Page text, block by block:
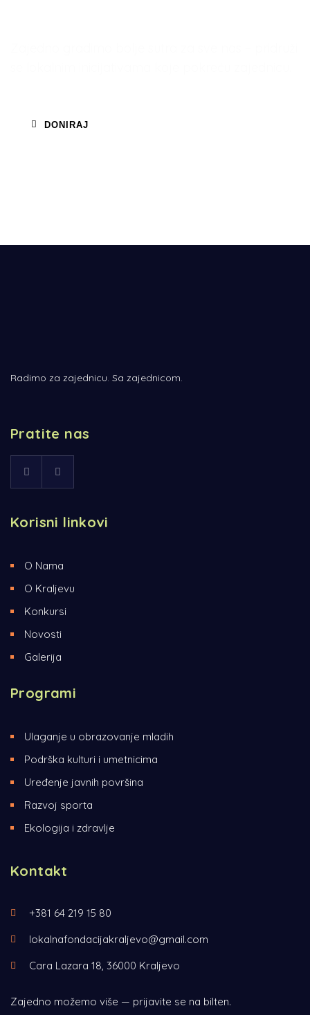
DONIRAJ
Radimo za zajednicu. Sa zajednicom.
Pratite nas
Korisni linkovi
O Nama
O Kraljevu
Konkursi
Novosti
Galerija
Programi
Ulaganje u obrazovanje mladih
Podrška kulturi i umetnicima
Uređenje javnih površina
Razvoj sporta
Ekologija i zdravlje
Kontakt
+381 64 219 15 80
lokalnafondacijakraljevo@gmail.com
Cara Lazara 18, 36000 Kraljevo
Zajedno možemo više — prijavite se na bilten.